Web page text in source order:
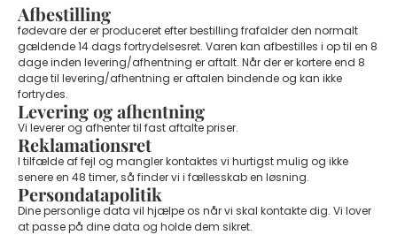
Afbestilling
fødevare der er produceret efter bestilling frafalder den normalt
gældende 14 dags fortrydelsesret. Varen kan afbestilles i op til en 8
dage inden levering/afhentning er aftalt. Når der er kortere end 8
dage til levering/afhentning er aftalen bindende og kan ikke
fortrydes.
Levering og afhentning
Vi leverer og afhenter til fast aftalte priser.
Reklamationsret
I tilfælde af fejl og mangler kontaktes vi hurtigst mulig og ikke
senere en 48 timer, så finder vi i fællesskab en løsning.
Persondatapolitik
Dine personlige data vil hjælpe os når vi skal kontakte dig. Vi lover
at passe på dine data og holde dem sikret.